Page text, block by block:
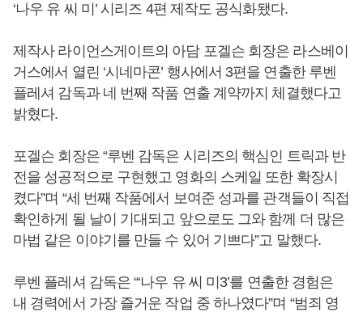
‘나우 유 씨 미’ 시리즈 4편 제작도 공식화됐다.
제작사 라이언스게이트의 아담 포겔슨 회장은 라스베이
거스에서 열린 ‘시네마콘’ 행사에서 3편을 연출한 루벤
플레셔 감독과 네 번째 작품 연출 계약까지 체결했다고
밝혔다.
포겔슨 회장은 “루벤 감독은 시리즈의 핵심인 트릭과 반
전을 성공적으로 구현했고 영화의 스케일 또한 확장시
켰다”며 “세 번째 작품에서 보여준 성과를 관객들이 직접
확인하게 될 날이 기대되고 앞으로도 그와 함께 더 많은
마법 같은 이야기를 만들 수 있어 기쁘다”고 말했다.
루벤 플레셔 감독은 “‘나우 유 씨 미3’를 연출한 경험은
내 경력에서 가장 즐거운 작업 중 하나였다”며 “범죄 영